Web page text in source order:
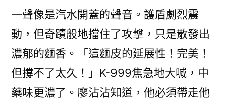
一聲像是汽水開蓋的聲音。護盾劇烈震
動，但奇蹟般地擋住了攻擊，只是散發出
濃郁的麵香。「這麵皮的延展性！完美！
但撐不了太久！」K-999焦急地大喊，中
藥味更濃了。廖沾沾知道，他必須帶走他